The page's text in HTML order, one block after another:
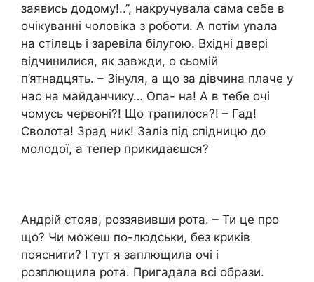
заявись додому!..”, накручувала сама себе в
очікуванні чоловіка з роботи. А потім уnала
на стілець і заревіла білугою. Вхідні двері
відчинилися, як завжди, о сьомій
п’ятнадцять. – Зінуля, а що за дівчина плаче у
нас на майданчику… Опа- на! А в тебе очі
чомусь червоні?! Що трапилося?! – Гад!
Сволота! Зрад ник! Заліз під спідницю до
молодої, а тепер прикидаєшся?
Андрій стояв, роззявивши рота. – Ти це про
що? Чи можеш по-людськи, без криків
пояснити? І тут я заплющила очі і
розплющила рота. Пригадала всі образи.